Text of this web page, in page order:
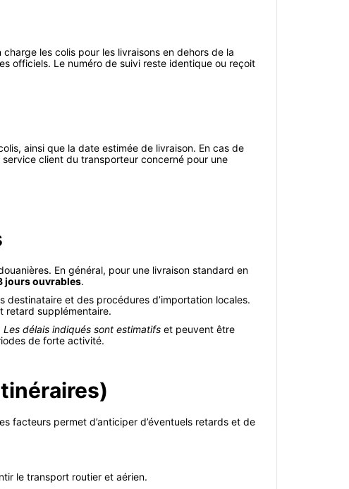
les colis pour les livraisons en dehors de la
officiels. Le numéro de suivi reste identique ou reçoit
ainsi que la date estimée de livraison. En cas de
client du transporteur concerné pour une
En général, pour une livraison standard en
jours ouvrables.
destinataire et des procédures d’importation locales.
retard supplémentaire.
Les délais indiqués sont estimatifs et peuvent être
de forte activité.
facteurs permet d’anticiper d’éventuels retards et de
le transport routier et aérien.